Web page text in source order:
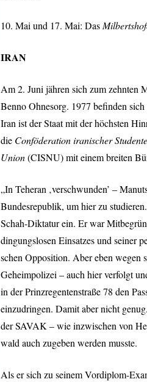
10. Mai und 17. Mai: Das
IRAN
Am 2. Juni jähren sich zum zehnten
Benno Ohnesorg. 1977 befinden
Iran ist der Staat mit der höchsten
die Conföderation iranischer
Union(CISNU) mit einem breiten
„In Teheran ‚verschwunden’ –
Bundesrepublik, um hier zu
Schah-Diktatur ein. Er war
dingungslosen Einsatzes und seiner
schen Opposition. Aber eben wegen
Geheimpolizei – auch hier verfolgt
in der Prinzregentenstraße 78 den
einzudringen. Damit aber nicht
derSAVAK – wie inzwischen von
wald auch zugeben werden musste.
Als er sich zu seinem Vordiplom-